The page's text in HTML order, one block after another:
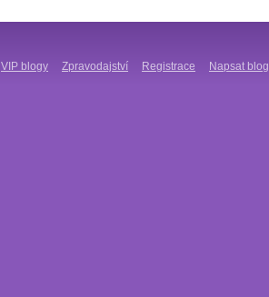
VIP blogy Zpravodajství Registrace Napsat blog